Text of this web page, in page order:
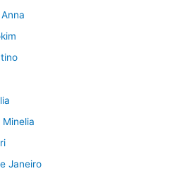
Minelia
Janeiro